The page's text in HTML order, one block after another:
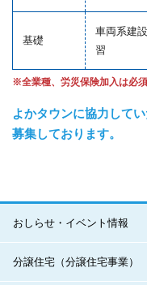
基礎
車両系建
習
※全業種、労災保険加入は必須
よかタウンに協力して
募集しております。
おしらせ・イベント情報
分譲住宅（分譲住宅事業）